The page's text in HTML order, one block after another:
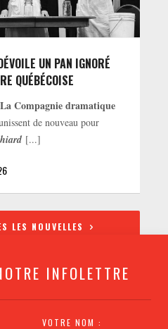
INFOLETTRE
VOTRE NOM :
UN PAN IGNORÉ
QUÉBÉCOISE
La Compagnie dramatique
de nouveau pour
[...]
LES NOUVELLES